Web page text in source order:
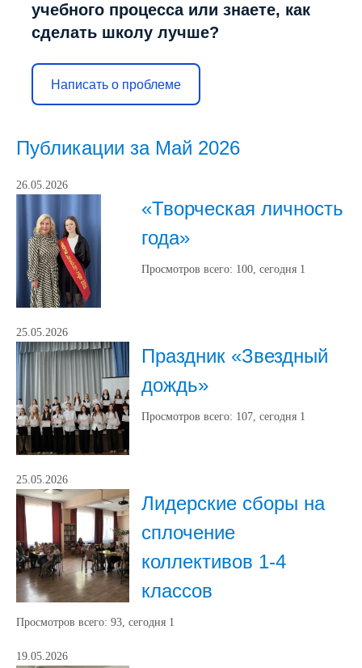
учебного процесса или знаете, как
сделать школу лучше?
Написать о проблеме
Публикации за Май 2026
26.05.2026
«Творческая личность
года»
Просмотров всего: 100, сегодня 1
25.05.2026
Праздник «Звездный
дождь»
Просмотров всего: 107, сегодня 1
25.05.2026
Лидерские сборы на
сплочение
коллективов 1-4
классов
Просмотров всего: 93, сегодня 1
19.05.2026